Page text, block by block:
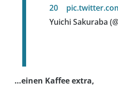
20
Yuichi Sakuraba
…einen Kaffee extra,